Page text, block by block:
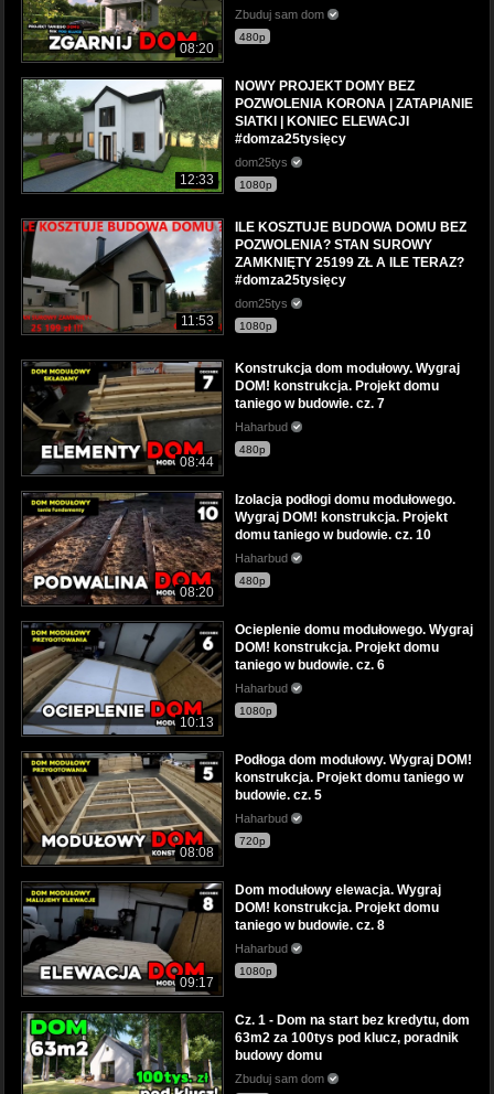
08:20
Zbuduj sam dom
480p
12:33
NOWY PROJEKT DOMY BEZ
POZWOLENIA KORONA | ZATAPIANIE
SIATKI | KONIEC ELEWACJI
#domza25tysięcy
dom25tys
1080p
11:53
ILE KOSZTUJE BUDOWA DOMU BEZ
POZWOLENIA? STAN SUROWY
ZAMKNIĘTY 25199 ZŁ A ILE TERAZ?
#domza25tysięcy
dom25tys
1080p
08:44
Konstrukcja dom modułowy. Wygraj
DOM! konstrukcja. Projekt domu
taniego w budowie. cz. 7
Haharbud
480p
08:20
Izolacja podłogi domu modułowego.
Wygraj DOM! konstrukcja. Projekt
domu taniego w budowie. cz. 10
Haharbud
480p
10:13
Ocieplenie domu modułowego. Wygraj
DOM! konstrukcja. Projekt domu
taniego w budowie. cz. 6
Haharbud
1080p
08:08
Podłoga dom modułowy. Wygraj DOM!
konstrukcja. Projekt domu taniego w
budowie. cz. 5
Haharbud
720p
09:17
Dom modułowy elewacja. Wygraj
DOM! konstrukcja. Projekt domu
taniego w budowie. cz. 8
Haharbud
1080p
Cz. 1 - Dom na start bez kredytu, dom
63m2 za 100tys pod klucz, poradnik
budowy domu
Zbuduj sam dom